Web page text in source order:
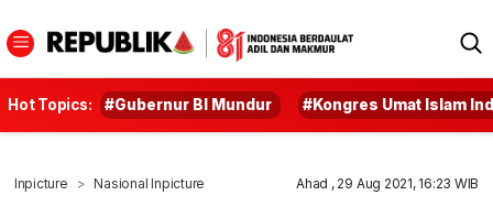
Hot Topics: #Gubernur BI Mundur #Kongres Umat Islam
Inpicture Nasional Inpicture Ahad , 29 Aug 2021, 16:23 WIB